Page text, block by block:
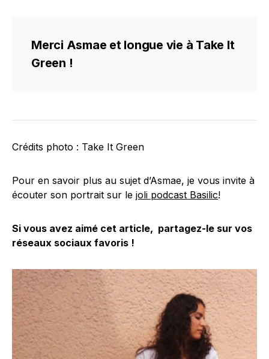
Merci Asmae et longue vie à Take It
Green !
Crédits photo : Take It Green
Pour en savoir plus au sujet d’Asmae, je vous invite à
écouter son portrait sur le joli podcast Basilic!
Si vous avez aimé cet article, partagez-le sur vos
réseaux sociaux favoris !